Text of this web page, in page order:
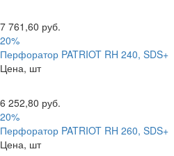
7 761,60 руб.
20%
Перфоратор PATRIOT RH 240, SDS+
Цена, шт
6 252,80 руб.
20%
Перфоратор PATRIOT RH 260, SDS+
Цена, шт